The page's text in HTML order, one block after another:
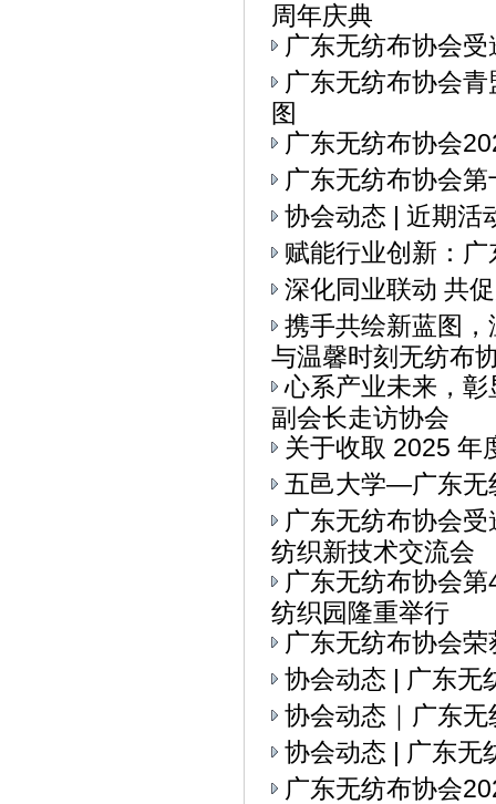
周年庆典
广东无纺布协会
广东无纺布协会
图
广东无纺布协会
广东无纺布协会
协会动态 | 近期
赋能行业创新：
深化同业联动 共
携手共绘新蓝图
与温馨时刻无纺布
心系产业未来，
副会长走访协会
关于收取 2025 年
五邑大学—广东无
广东无纺布协会
纺织新技术交流会
广东无纺布协会
纺织园隆重举行
广东无纺布协会
协会动态 | 广东无
协会动态｜广东
协会动态 | 广东无
广东无纺布协会